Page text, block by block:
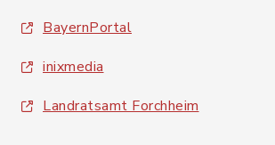
BayernPortal
inixmedia
Landratsamt Forchheim